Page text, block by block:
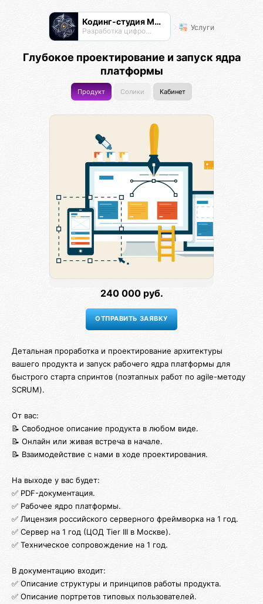
Кодинг-студия Магнатор
Разработка цифровых продуктов Услуги
Глубокое проектирование и запуск ядра
платформы
Продукт Солики Кабинет
240 000 руб.
Детальная проработка и проектирование архитектуры
вашего продукта и запуск рабочего ядра платформы для
быстрого старта спринтов (поэтапных работ по agile-методу
SCRUM).
От вас:
📝 Свободное описание продукта в любом виде.
📝 Онлайн или живая встреча в начале.
📝 Взаимодействие с нами в ходе проектирования.
На выходе у вас будет:
✅ PDF-документация.
✅ Рабочее ядро платформы.
✅ Лицензия российского серверного фреймворка на 1 год.
✅ Сервер на 1 год (ЦОД Tier III в Москве).
✅ Техническое сопровождение на 1 год.
В документацию входит:
✅ Описание структуры и принципов работы продукта.
✅ Описание портретов типовых пользователей.